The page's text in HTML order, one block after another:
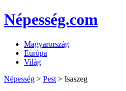
Népesség.com
Magyarország
Európa
Világ
Népesség > Pest > Isaszeg